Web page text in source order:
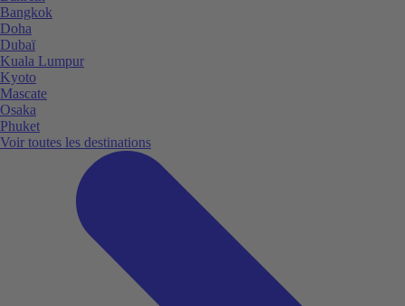
Bangkok
Doha
Dubaï
Kuala Lumpur
Kyoto
Mascate
Osaka
Phuket
Voir toutes les destinations